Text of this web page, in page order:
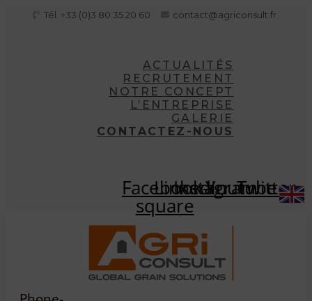
Tél. +33 (0)3 80 35 20 60 contact@agriconsult.fr
ACTUALITÉS
RECRUTEMENT
NOTRE CONCEPT
L’ENTREPRISE
GALERIE
CONTACTEZ-NOUS
Facebook-
square
Linkedin
Instagram
Youtube
Twitter